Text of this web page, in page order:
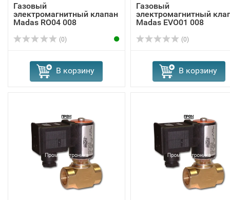
Газовый
электромагнитный клапан
Madas RO04 008
(0)
В корзину
Газовый
электромагнитный
Madas EVО01 008
(0)
В корзину